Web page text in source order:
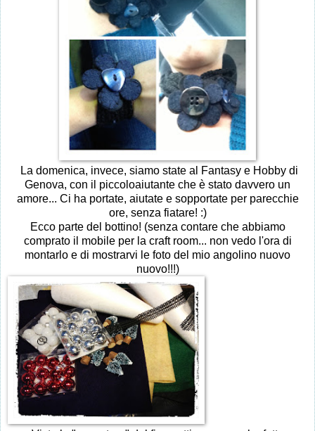
La domenica, invece, siamo state al Fantasy e Hobby di
Genova, con il piccoloaiutante che è stato davvero un
amore... Ci ha portate, aiutate e sopportate per parecchie
ore, senza fiatare! :)
Ecco parte del bottino! (senza contare che abbiamo
comprato il mobile per la craft room... non vedo l'ora di
montarlo e di mostrarvi le foto del mio angolino nuovo
nuovo!!!)